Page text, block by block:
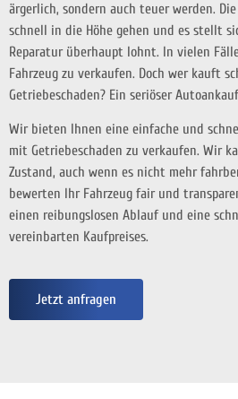
ärgerlich, sondern auch teuer werden.
schnell in die Höhe gehen und es stellt
Reparatur überhaupt lohnt. In vielen
Fahrzeug zu verkaufen. Doch wer kauft
Getriebeschaden? Ein seriöser
Wir bieten Ihnen eine einfache und
mit Getriebeschaden zu verkaufen. Wir
Zustand, auch wenn es nicht mehr
bewerten Ihr Fahrzeug fair und
einen reibungslosen Ablauf und eine
vereinbarten Kaufpreises.
Jetzt anfragen